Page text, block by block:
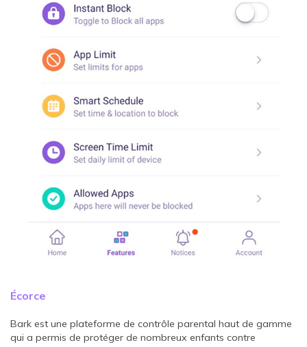
Écorce
Bark est une plateforme de contrôle parental haut de gamme
qui a permis de protéger de nombreux enfants contre